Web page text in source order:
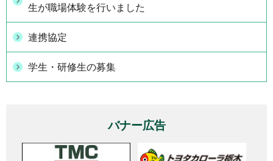
生が職場体験を行いました
連携協定
学生・研修生の募集
バナー広告